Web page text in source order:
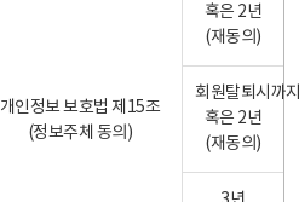
개인정보 보호법 제15조
(정보주체 동의)
혹은 2년
(재동의)
회원탈퇴시까
혹은 2년
(재동의)